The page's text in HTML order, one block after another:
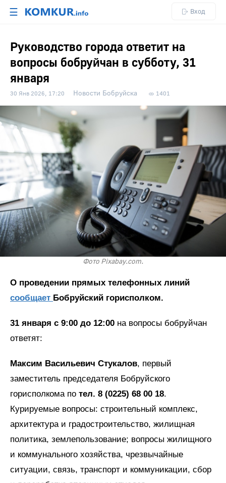
☰ Вход
Руководство города ответит на
вопросы бобруйчан в субботу, 31
января
30 Янв 2026, 17:20 Новости Бобруйска 1401
Фото Pixabay.com.
О проведении прямых телефонных линий
сообщает Бобруйский горисполком.
31 января с 9:00 до 12:00 на вопросы бобруйчан
ответят:
Максим Васильевич Стукалов, первый
заместитель председателя Бобруйского
горисполкома по тел. 8 (0225) 68 00 18.
Курируемые вопросы: строительный комплекс,
архитектура и градостроительство, жилищная
политика, землепользование; вопросы жилищного
и коммунального хозяйства, чрезвычайные
ситуации, связь, транспорт и коммуникации, сбор